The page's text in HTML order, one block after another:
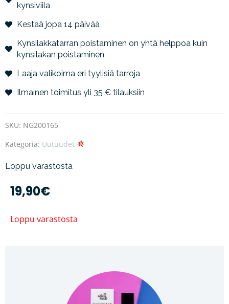
kynsiviila
Kestää jopa 14 päivää
Kynsilakkatarran poistaminen on yhtä helppoa kuin
kynsilakan poistaminen
Laaja valikoima eri tyylisiä tarroja
Ilmainen toimitus yli 35 € tilauksiin
SKU: NG200165
Kategoria: Uutuudet
Loppu varastosta
19,90€
Loppu varastosta